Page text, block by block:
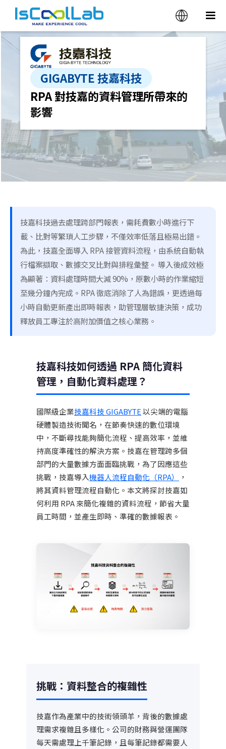
GIGABYTE 技嘉科技
RPA 對技嘉的資料管理所帶來的
影響
技嘉科技過去處理跨部門報表，需耗費數小時進行下
載、比對等繁瑣人工步驟，不僅效率低落且極易出錯。
為此，技嘉全面導入 RPA 接管資料流程，由系統自動執
行檔案擷取、數據交叉比對與排程彙整。 導入後成效極
為顯著：資料處理時間大減 90%，原數小時的作業縮短
至幾分鐘內完成。RPA 徹底消除了人為錯誤，更透過每
小時自動更新產出即時報表，助管理層敏捷決策，成功
釋放員工專注於高附加價值之核心業務。
技嘉科技如何透過 RPA 簡化資料
管理，自動化資料處理？
國際級企業技嘉科技 GIGABYTE以尖端的電腦
硬體製造技術聞名，在節奏快速的數位環境
中，不斷尋找能夠簡化流程、提高效率，並維
持高度準確性的解決方案。技嘉在管理跨多個
部門的大量數據方面面臨挑戰，為了因應這些
挑戰，技嘉導入機器人流程自動化（RPA）
，
將其資料管理流程自動化。本文將探討技嘉如
何利用 RPA 來簡化複雜的資料流程，節省大量
員工時間，並產生即時、準確的數據報表。
挑戰：資料整合的複雜性
技嘉作為產業中的技術領頭羊，背後的數據處
理需求複雜且多樣化。公司的財務與營運團隊
每天需處理上千筆記錄，且每筆記錄都需要人